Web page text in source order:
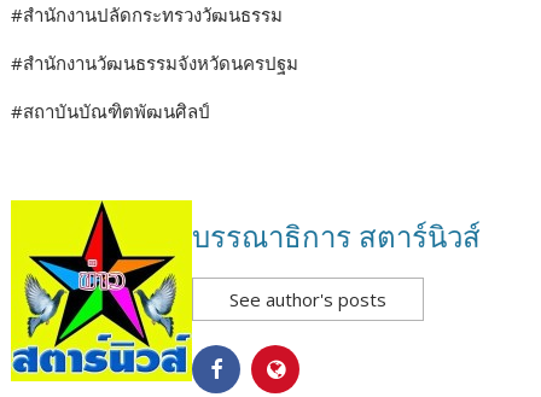
#สำนักงานปลัดกระทรวงวัฒนธรรม
#สำนักงานวัฒนธรรมจังหวัดนครปฐม
#สถาบันบัณฑิตพัฒนศิลป์
บรรณาธิการ สตาร์นิวส์
See author's posts